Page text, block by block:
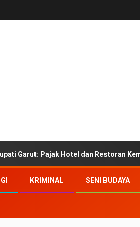
Hotel dan Restoran Kembali ke
KRIMINAL SENI BUDAYA